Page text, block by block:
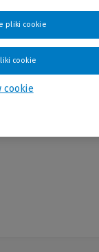
cookie
cookie
pliki cookie